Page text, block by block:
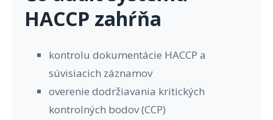
HACCP zahŕňa
kontrolu dokumentácie HACCP a
súvisiacich záznamov
overenie dodržiavania kritických
kontrolných bodov (CCP)